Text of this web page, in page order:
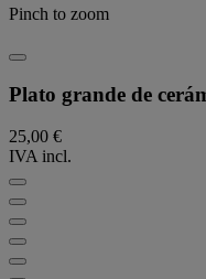
Pinch to zoom
Plato grande de
25,00 €
IVA incl.